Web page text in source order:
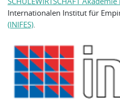
Internationalen Institut für
(INIFES)